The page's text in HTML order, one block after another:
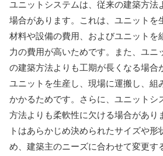
ユニットシステムは、従来の建築方法
場合があります。これは、ユニットを
材料や設備の費用、およびユニットを
力の費用が高いためです。また、ユニ
の建築方法よりも工期が長くなる場合
ユニットを生産し、現場に運搬し、組
かかるためです。さらに、ユニットシ
方法よりも柔軟性に欠ける場合があり
トはあらかじめ決められたサイズや形
め、建築主のニーズに合わせて変更す